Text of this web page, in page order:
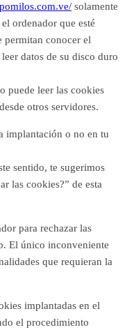
solamente
ordenador que esté
permitan conocer el
datos de su disco duro
puede leer las cookies
otros servidores.
implantación o no en tu
sentido, te sugerimos
las cookies?” de esta
para rechazar las
El único inconveniente
que requieran la
implantadas en el
el procedimiento